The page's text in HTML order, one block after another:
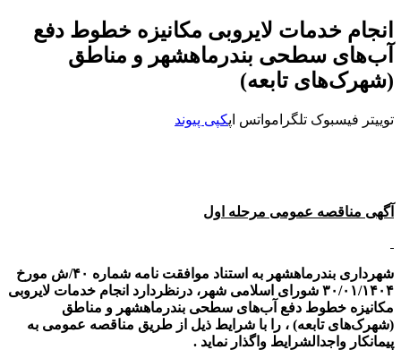
انجام خدمات لایروبی مکانیزه خطوط دفع
آب‌های سطحی بندرماهشهر و مناطق
(شهرک‌های تابعه)
توییتر فیسبوک تلگرامواتس اپکپی پیوند
آگهی مناقصه عمومی مرحله اول
شهرداری بندرماهشهر به استناد موافقت نامه شماره ۴۰/ش مورخ
۳۰/۰۱/۱۴۰۴ شورای اسلامی شهر، درنظردارد انجام خدمات لایروبی
مکانیزه خطوط دفع آب‌های سطحی بندرماهشهر و مناطق
(شهرک‌های تابعه) ، را با شرایط ذیل از طریق مناقصه عمومی به
پیمانکار واجدالشرایط واگذار نماید .